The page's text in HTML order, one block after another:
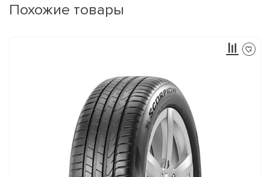
Похожие товары